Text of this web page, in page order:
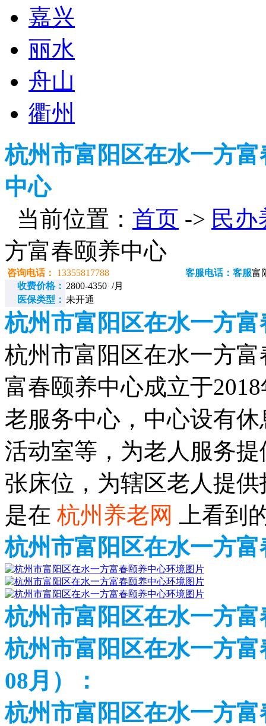
嘉兴
丽水
舟山
衢州
杭州市富阳区在水一方富
中心
当前位置： 首页 -> 民办
方富春颐养中心
咨询电话： 13355817788 客服电话：客服富
收费价格： 2800-4350 /月
医保类型： 未开通
杭州市富阳区在水一方
杭州市富阳区在水一方富
富春颐养中心成立于
老服务中心，中心设有
活动室等，为老人服务
张床位，为辖区老人提
是在 杭州养老网
上看到
杭州市富阳区在水一方
杭州市富阳区在水一方
杭州市富阳区在水一方
08月）：
杭州市富阳区在水一方